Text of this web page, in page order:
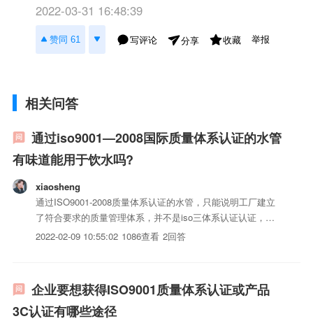
2022-03-31 16:48:39
赞同 61 写评论 分享 收藏 举报
相关问答
通过iso9001—2008国际质量体系认证的水管
有味道能用于饮水吗?
xiaosheng
通过ISO9001-2008质量体系认证的水管，只能说明工厂建立
了符合要求的质量管理体系，并不是iso三体系认证认证，更
不能说明iso三体系认证可以用于饮用水，这是不相关的事
2022-02-09 10:55:02 1086查看 2回答
企业要想获得ISO9001质量体系认证或产品
3C认证有哪些途径